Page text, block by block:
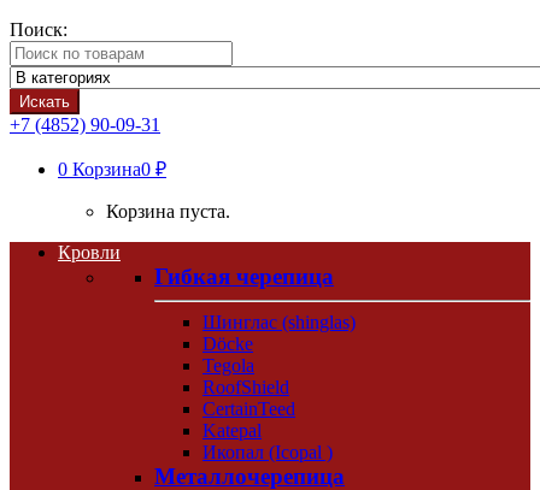
Поиск:
Искать
+7 (4852) 90-09-31
0 Корзина0 ₽
Корзина пуста.
Кровли
Гибкая черепица
Шинглас (shinglas)
Döcke
Tegola
RoofShield
CertainTeed
Katepal
Икопал (Icopal )
Металлочерепица